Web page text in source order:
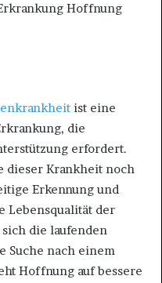
Hoffnung
ist eine
die
erfordert.
dieser Krankheit noch
Erkennung und
Lebensqualität der
die laufenden
Suche nach einem
Hoffnung auf bessere